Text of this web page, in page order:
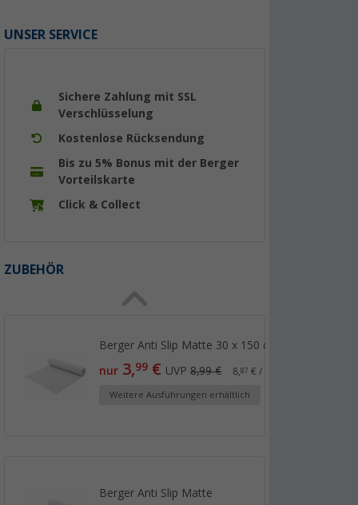
UNSER SERVICE
Sichere Zahlung mit SSL
Verschlüsselung
Kostenlose Rücksendung
Bis zu 5% Bonus mit der Berger
Vorteilskarte
Click & Collect
ZUBEHÖR
Berger Anti Slip Matte 30 x 150 cm
nur 3,99 € UVP8,99 € 8,87 € / 1 m²
Weitere Ausführungen erhältlich
Berger Anti Slip Matte